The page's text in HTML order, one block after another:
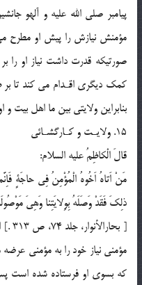
پيامبر صلي الله عليه و آلهو
مؤمنش نيازش را پيش او مطرح
صورتيكه قدرت داشت نياز او
كمك ديگرى اقـدام مى كند تا بر
بنابراين ولايتى بين ما اهل بيت و
15. ولايـت و كـارگشـائى
قالَ الْكاظِمُ عليه السلام:
مَنْ اَتاهُ اَخُوهُ الْمُؤْمِنُ فِى حاجَةٍ
ذلِكَ فَقَدْ وَصَلَهُ بِوِلايَتِنا وَهِىَ
[
مؤمنى نياز خود را به مؤمنى
كه بسوى او فرستاده شده است پس